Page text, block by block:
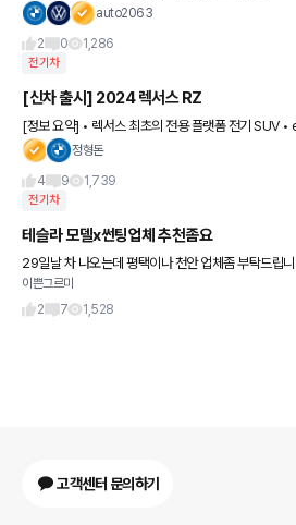
한 테스트에서섭씨 영하 10도에서 영하 5도 사이의 온
auto2063
2
0 1,286
전기차
[신차 출시] 2024 렉서스 RZ
[정보 요약] • 렉서스 최초의 전용 플랫폼 전기 SUV • e-TNGA 기
반 + 다이렉트 4 사륜구동 • 배터리 용량 : 71.4kWh • 복합주행거
정형돈
4
9 1,739
전기차
테슬라 모델x썬팅업체 추천좀요
29일날 차 나오는데 평택이나 천안 업체좀 부탁드립
이쁜그르미
2
7 1,528
고객센터 문의하기